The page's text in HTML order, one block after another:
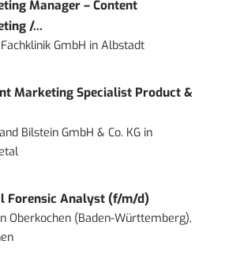
Manager – Content
/...
GmbH inAlbstadt
Marketing Specialist Product &
Bilstein GmbH & Co. KG in
Forensic Analyst (f/m/d)
Oberkochen (Baden-Württemberg),